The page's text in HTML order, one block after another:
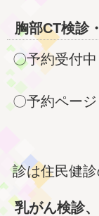
胸部CT検診
〇予約受付中
〇予約ページ
診は住民健診
乳がん検診